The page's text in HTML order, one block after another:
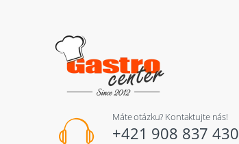
Máte otázku? Kontaktujte nás!
+421 908 837 430